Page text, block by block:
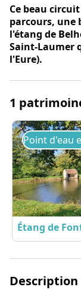
Ce beau
parcours, une
l'étang de
Saint-Laumer
l'Eure).
1
Point d'eau
Étang de
Description